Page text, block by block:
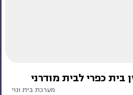
כפרי לבית מודרני
מערכת בית ונוי